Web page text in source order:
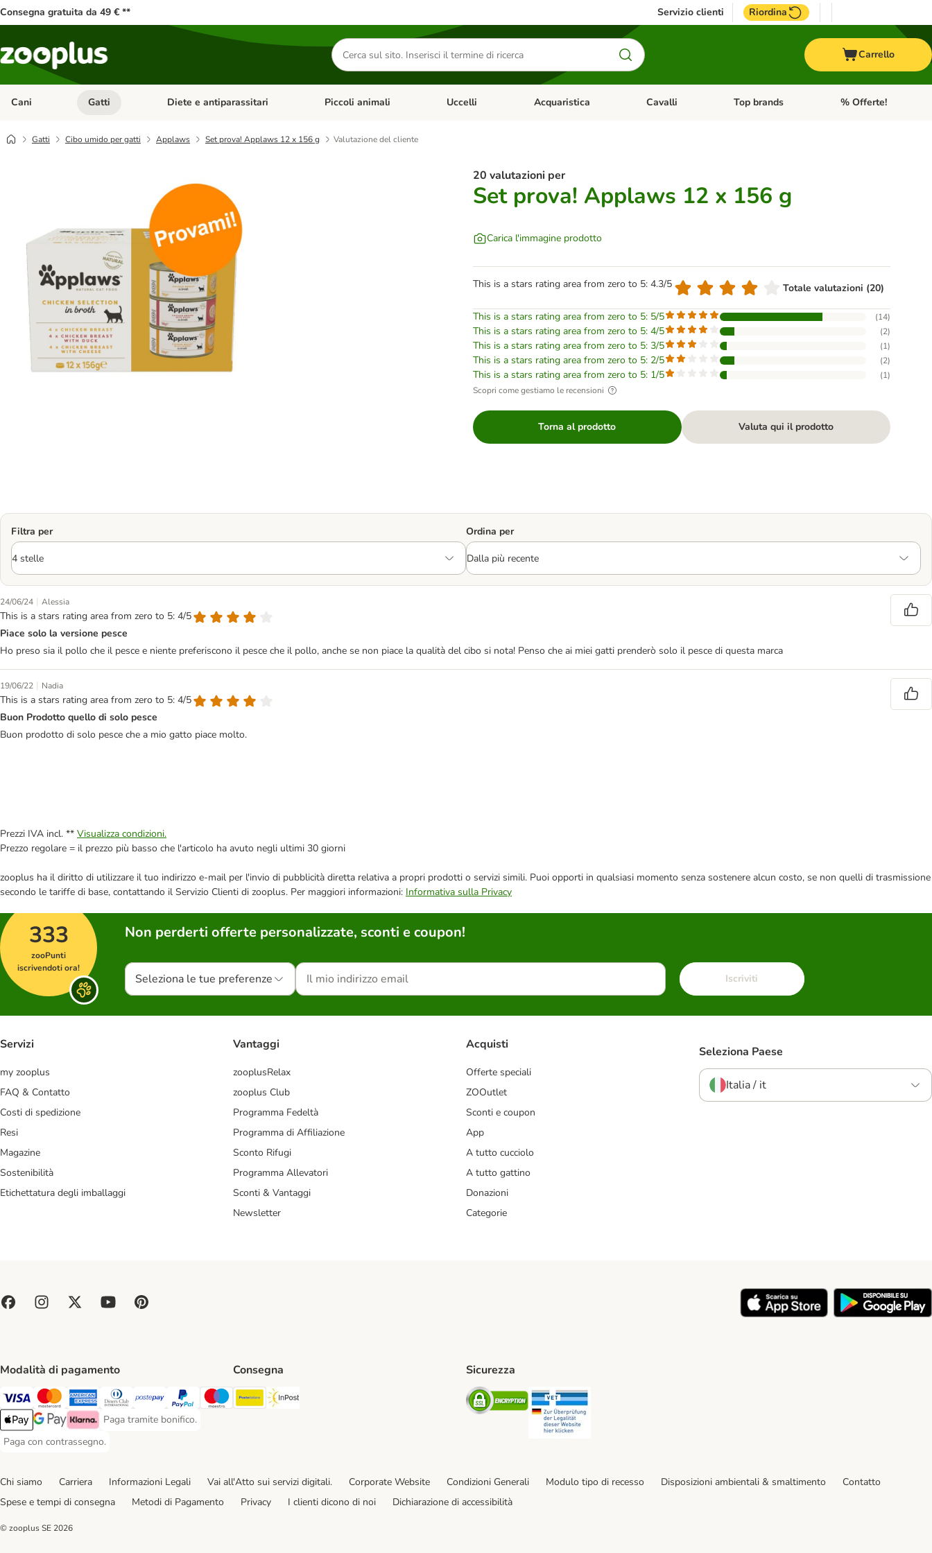
Consegna gratuita da 49 € ** Servizio clienti Riordina
Cerca
prodotti
Carrello
Cani Apri Menu Categoria: Cani
Gatti Apri Menu Categoria: Gatti
Diete e antiparassitari Apri Menu Categoria: Diete e antiparassitari
Piccoli animali Apri Menu Categoria: Piccoli animali
Uccelli Apri Menu Categoria: Uccelli
Acquaristica Apri Menu Categoria: Acquaristica
Cavalli Apri Menu Categoria: Cavalli
Top brands Apri Menu Categoria:
% Offerte!
Gatti Cibo umido per gatti Applaws Set prova! Applaws 12 x 156 g Valutazione del cliente
20 valutazioni per
Set prova! Applaws 12 x 156 g
Carica l'immagine prodotto
This is a stars rating area from zero to 5: 4.3/5 Totale valutazioni (20)
This is a stars rating area from zero to 5: 5/5 (14)
This is a stars rating area from zero to 5: 4/5 (2)
This is a stars rating area from zero to 5: 3/5 (1)
This is a stars rating area from zero to 5: 2/5 (2)
This is a stars rating area from zero to 5: 1/5 (1)
Scopri come gestiamo le recensioni
Torna al prodotto Valuta qui il prodotto
Filtra per Ordina per
24/06/24 | Alessia
This is a stars rating area from zero to 5: 4/5
Piace solo la versione pesce
Ho preso sia il pollo che il pesce e niente preferiscono il pesce che il pollo, anche se non piace la qualità del cibo si nota! Penso che ai miei gatti prenderò solo il pesce di questa marca
19/06/22 | Nadia
This is a stars rating area from zero to 5: 4/5
Buon Prodotto quello di solo pesce
Buon prodotto di solo pesce che a mio gatto piace molto.
Prezzi IVA incl. ** Visualizza condizioni.
Prezzo regolare = il prezzo più basso che l'articolo ha avuto negli ultimi 30 giorni
zooplus ha il diritto di utilizzare il tuo indirizzo e-mail per l'invio di pubblicità diretta relativa a propri prodotti o servizi simili. Puoi opporti in qualsiasi momento senza sostenere alcun costo, se non quelli di trasmissione
secondo le tariffe di base, contattando il Servizio Clienti di zooplus. Per maggiori informazioni: Informativa sulla Privacy
333
zooPunti
iscrivendoti ora!
Non perderti offerte personalizzate, sconti e coupon!
Seleziona le tue preferenze Iscriviti
Servizi
my zooplus
FAQ & Contatto
Costi di spedizione
Resi
Magazine
Sostenibilità
Etichettatura degli imballaggi
Vantaggi
zooplusRelax
zooplus Club
Programma Fedeltà
Programma di Affiliazione
Sconto Rifugi
Programma Allevatori
Sconti & Vantaggi
Newsletter
Acquisti
Offerte speciali
ZOOutlet
Sconti e coupon
App
A tutto cucciolo
A tutto gattino
Donazioni
Categorie
Seleziona Paese
Italia / it
Modalità di pagamento
Paga con Visa. Payment Method
Paga con Mastercard. Payment Method
Paga con American Express. Payment Method
Paga con Diners Club. Payment Method
Paga con Postepay. Payment Method
Paga con PayPal. Payment Method
Paga con Maestro. Payment Method
Apple Pay Payment Method
Google Pay Payment Method
Klarna Payment Method
Paga tramite bonifico.
Paga tramite bonifico. Payment Method
Paga con contrassegno.
Paga con contrassegno. Payment Method
Consegna
Poste Italiane. Shipping Method
Sicurezza
Security
Chi siamo Carriera Informazioni Legali Vai all'Atto sui servizi digitali. Corporate Website Condizioni Generali Modulo tipo di recesso Disposizioni ambientali & smaltimento
Contatto
Spese e tempi di consegna
Metodi di Pagamento Privacy I clienti dicono di noi Dichiarazione di accessibilità
© zooplus SE 2026